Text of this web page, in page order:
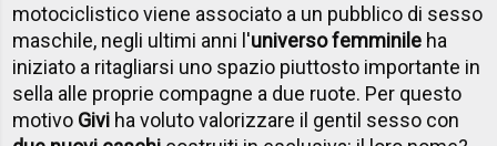
motociclistico viene associato a un pubblico di sesso
maschile, negli ultimi anni l'universo femminile ha
iniziato a ritagliarsi uno spazio piuttosto importante in
sella alle proprie compagne a due ruote. Per questo
motivo Givi ha voluto valorizzare il gentil sesso con